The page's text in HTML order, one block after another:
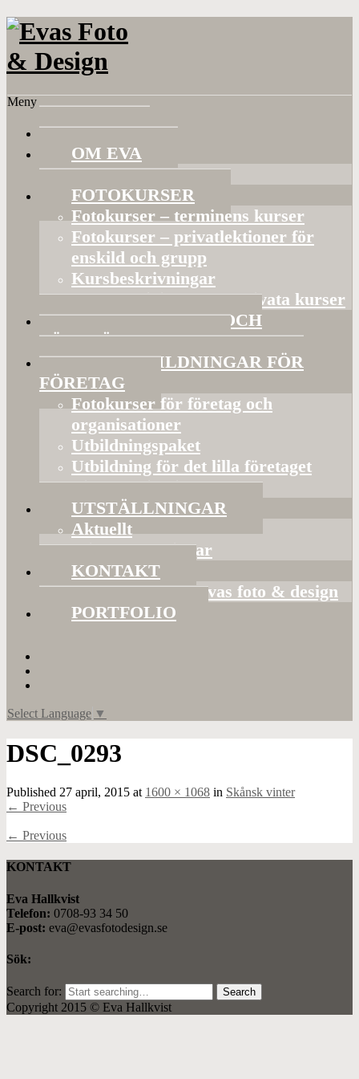
Meny
HEM
OM EVA
Referenser
FOTOKURSER
Fotokurser – terminens kurser
Fotokurser – privatlektioner för
enskild och grupp
Kursbeskrivningar
Gruppaktiviteter och privata kurser
BILDVISNINGAR OCH
FÖRELÄSNINGAR
FOTOUTBILDNINGAR FÖR
FÖRETAG
Fotokurser för företag och
organisationer
Utbildningspaket
Utbildning för det lilla företaget
Bildorganisering
UTSTÄLLNINGAR
Aktuellt
Mina utställningar
KONTAKT
Presentkort hos Evas foto & design
PORTFOLIO
Select Language ▼
DSC_0293
Published 27 april, 2015 at 1600 × 1068 in Skånsk vinter
← Previous
← Previous
KONTAKT
Eva Hallkvist
Telefon: 0708-93 34 50
E-post: eva@evasfotodesign.se
Sök:
Search for:
Copyright 2015 © Eva Hallkvist